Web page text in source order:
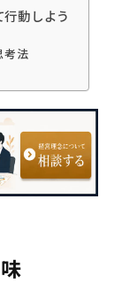
動しよう
考法